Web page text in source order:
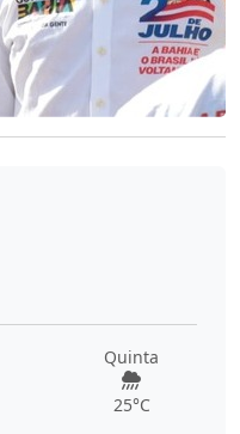
Quinta
25°C